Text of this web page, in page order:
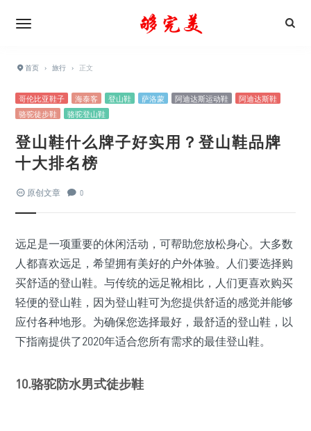
首页 › 旅行 › 正文
哥伦比亚鞋子 海泰客 登山鞋 萨洛蒙 阿迪达斯运动鞋
阿迪达斯鞋
骆驼徒步鞋
骆驼登山鞋
登山鞋什么牌子好实用？登山鞋品牌
十大排名榜
原创文章 0
远足是一项重要的休闲活动，可帮助您放松身心。大多数
人都喜欢远足，希望拥有美好的户外体验。人们要选择购
买舒适的登山鞋。与传统的远足靴相比，人们更喜欢购买
轻便的登山鞋，因为登山鞋可为您提供舒适的感觉并能够
应付各种地形。为确保您选择最好，最舒适的登山鞋，以
下指南提供了2020年适合您所有需求的最佳登山鞋。
10.骆驼防水男式徒步鞋